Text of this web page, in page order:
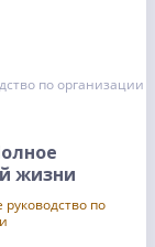
по организации
жизни